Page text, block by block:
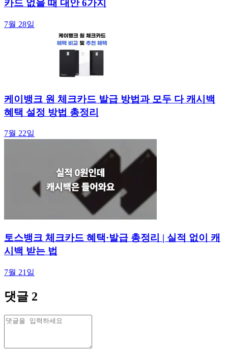
카드 없을 때 대안 6가지
7월 28일
케이뱅크 원 체크카드 발급 방법과 모두 다 캐시백
혜택 설정 방법 총정리
7월 22일
토스뱅크 체크카드 혜택·발급 총정리 | 실적 없이 캐
시백 받는 법
7월 21일
댓글 2